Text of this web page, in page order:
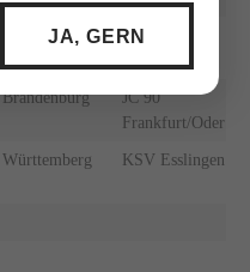
Brandenburg
JC 90
Frankfurt/Oder
Württemberg KSV Esslingen
JA, GERN